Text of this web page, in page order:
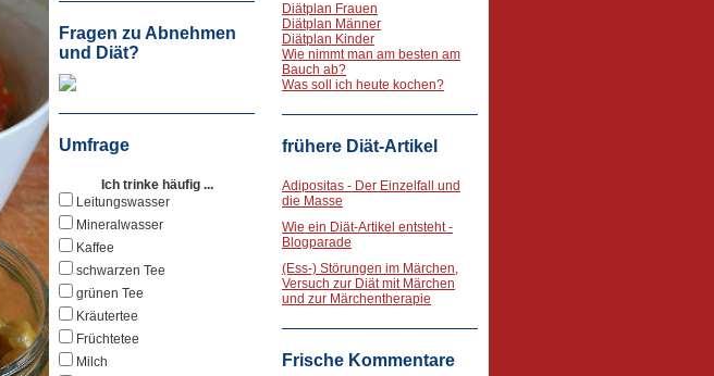
Fragen zu Abnehmen
und Diät?
Umfrage
Ich trinke häufig ...
Leitungswasser
Mineralwasser
Kaffee
schwarzen Tee
grünen Tee
Kräutertee
Früchtetee
Milch
Diätplan Frauen
Diätplan Männer
Diätplan Kinder
Wie nimmt man am besten am
Bauch ab?
Was soll ich heute kochen?
frühere Diät-Artikel
Adipositas - Der Einzelfall und
die Masse
Wie ein Diät-Artikel entsteht -
Blogparade
(Ess-) Störungen im Märchen,
Versuch zur Diät mit Märchen
und zur Märchentherapie
Frische Kommentare